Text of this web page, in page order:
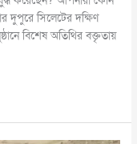
দুপুরে সিলেটের দক্ষিণ
বিশেষ অতিথির বক্তৃতায়